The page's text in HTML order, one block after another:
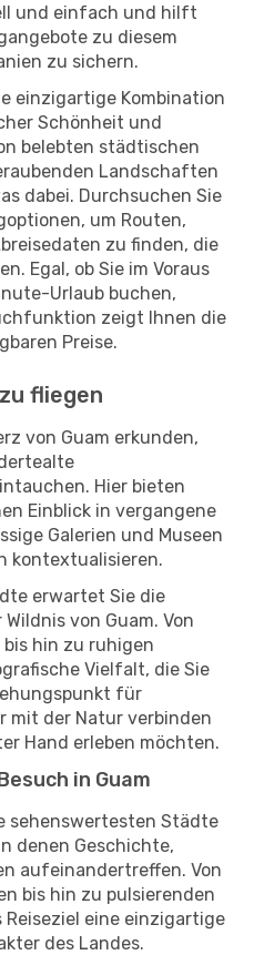
und einfach und hilft
zu diesem
zu sichern.
einzigartige Kombination
Schönheit und
belebten städtischen
Landschaften
dabei. Durchsuchen Sie
um Routen,
zu finden, die
Egal, ob Sie im Voraus
Urlaub buchen,
zeigt Ihnen die
Preise.
fliegen
von Guam erkunden,
Hier bieten
Einblick in vergangene
Galerien und Museen
kontextualisieren.
erwartet Sie die
von Guam. Von
hin zu ruhigen
Vielfalt, die Sie
für
mit der Natur verbinden
Hand erleben möchten.
in Guam
sehenswertesten Städte
denen Geschichte,
aufeinandertreffen. Von
bis hin zu pulsierenden
eine einzigartige
des Landes.